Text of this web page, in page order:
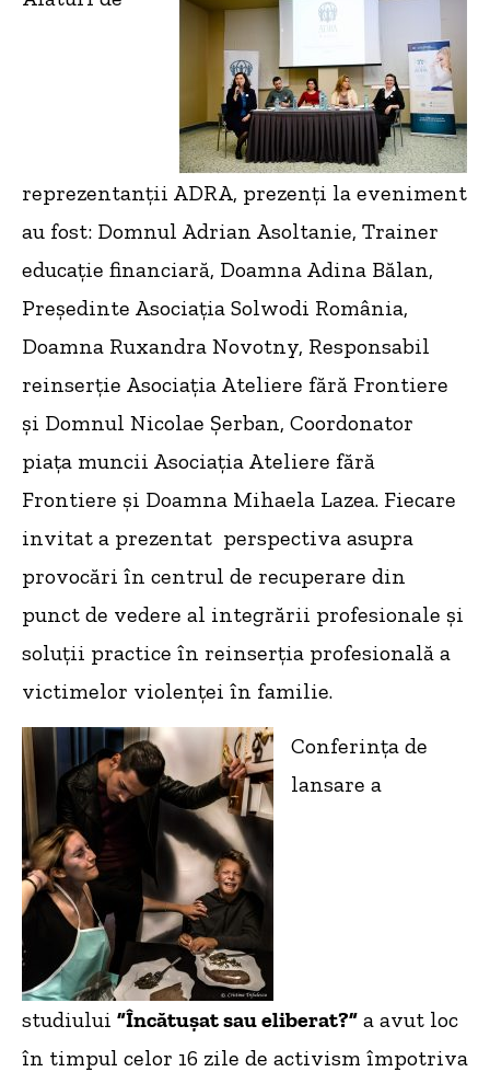
reprezentanții ADRA, prezenți la eveniment
au fost: Domnul Adrian Asoltanie, Trainer
educație financiară, Doamna Adina Bălan,
Președinte Asociația Solwodi România,
Doamna Ruxandra Novotny, Responsabil
reinserție Asociația Ateliere fără Frontiere
și Domnul Nicolae Șerban, Coordonator
piața muncii Asociația Ateliere fără
Frontiere și Doamna Mihaela Lazea. Fiecare
invitat a prezentat perspectiva asupra
provocări în centrul de recuperare din
punct de vedere al integrării profesionale și
soluții practice în reinserția profesională a
victimelor violenței în familie.
Conferința de
lansare a
studiului ”Încătușat sau eliberat?” a avut loc
în timpul celor 16 zile de activism împotriva